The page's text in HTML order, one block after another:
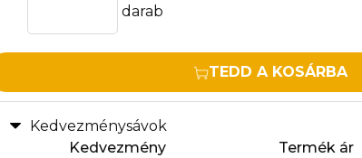
darab
TEDD A KOSÁRBA
Kedvezménysávok
Kedvezmény
Termék ár